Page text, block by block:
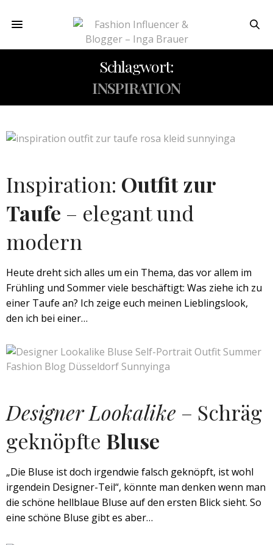
Schlagwort:
INSPIRATION
Inspiration: Outfit zur
Taufe – elegant und
modern
Heute dreht sich alles um ein Thema, das vor allem im
Frühling und Sommer viele beschäftigt: Was ziehe ich zu
einer Taufe an? Ich zeige euch meinen Lieblingslook,
den ich bei einer…
Designer Lookalike – Schräg
geknöpfte Bluse
„Die Bluse ist doch irgendwie falsch geknöpft, ist wohl
irgendein Designer-Teil“, könnte man denken wenn man
die schöne hellblaue Bluse auf den ersten Blick sieht. So
eine schöne Bluse gibt es aber…